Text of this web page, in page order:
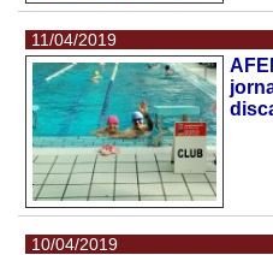
11/04/2019
10/04/2019